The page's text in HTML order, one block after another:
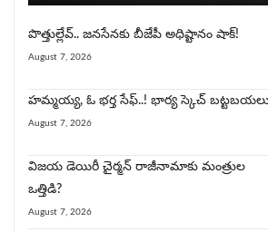
పొత్తుల్లేవ్.. జనసేనకు బీజేపీ అధిష్టానం షాక్!
August 7, 2026
హ‌మ్మ‌య్య, ఓ భ‌ర్త సేఫ్..! భార్య‌ స్కెచ్
August 7, 2026
విజయ డెయిరీ చైర్మ‌న్‌ రాజీనామాకు మంత్రుల
ఒత్తిడి?
August 7, 2026